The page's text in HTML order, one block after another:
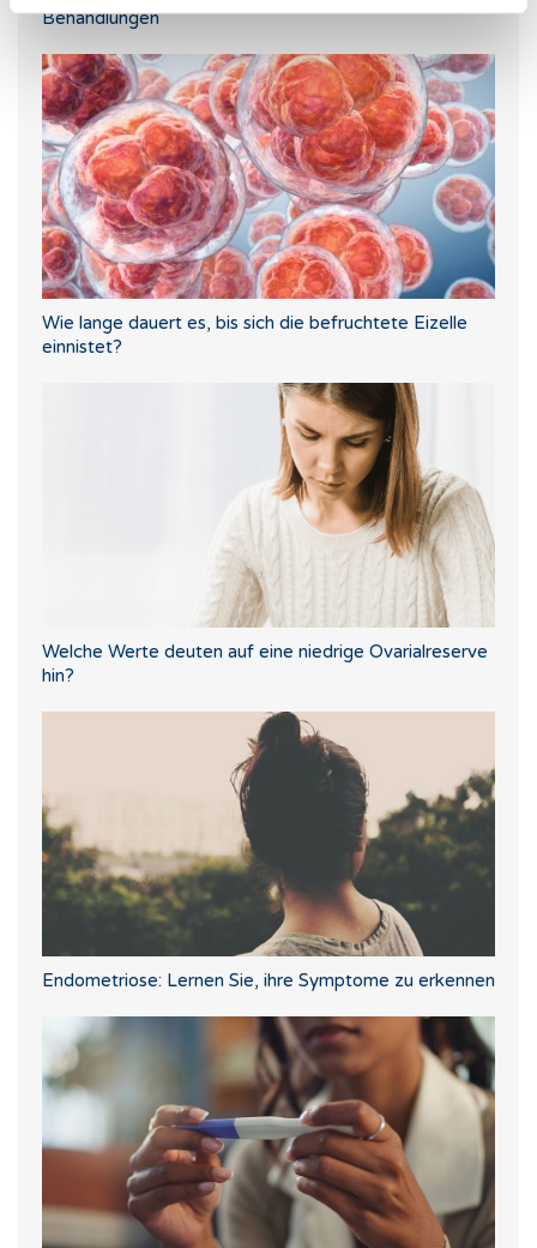
Behandlungen
Wie lange dauert es, bis sich die befruchtete Eizelle
einnistet?
Welche Werte deuten auf eine niedrige Ovarialreserve
hin?
Endometriose: Lernen Sie, ihre Symptome zu erkennen